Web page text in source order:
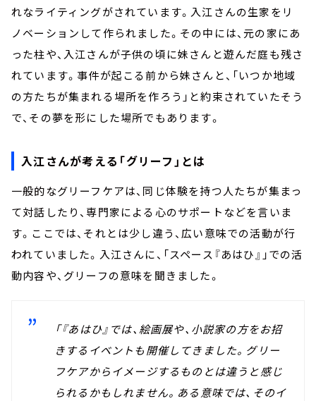
れなライティングがされています。入江さんの生家をリ
ノベーションして作られました。その中には、元の家にあ
った柱や、入江さんが子供の頃に妹さんと遊んだ庭も残さ
れています。事件が起こる前から妹さんと、「いつか地域
の方たちが集まれる場所を作ろう」と約束されていたそう
で、その夢を形にした場所でもあります。
入江さんが考える「グリーフ」とは
一般的なグリーフケアは、同じ体験を持つ人たちが集まっ
て対話したり、専門家による心のサポートなどを言いま
す。ここでは、それとは少し違う、広い意味での活動が行
われていました。入江さんに、「スペース『あはひ』」での活
動内容や、グリーフの意味を聞きました。
「『あはひ』では、絵画展や、小説家の方をお招
きするイベントも開催してきました。グリー
フケアからイメージするものとは違うと感じ
られるかもしれません。ある意味では、そのイ